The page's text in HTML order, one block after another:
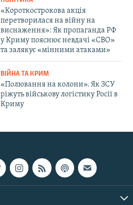
«Короткострокова акція
перетворилася на війну на
виснаження»: Як пропаганда РФ
у Криму пояснює невдачі «СВО»
та залякує «мінними атаками»
ВІЙНА ТА КРИМ
«Полювання на колони». Як ЗСУ
ріжуть військову логістику Росії в
Криму